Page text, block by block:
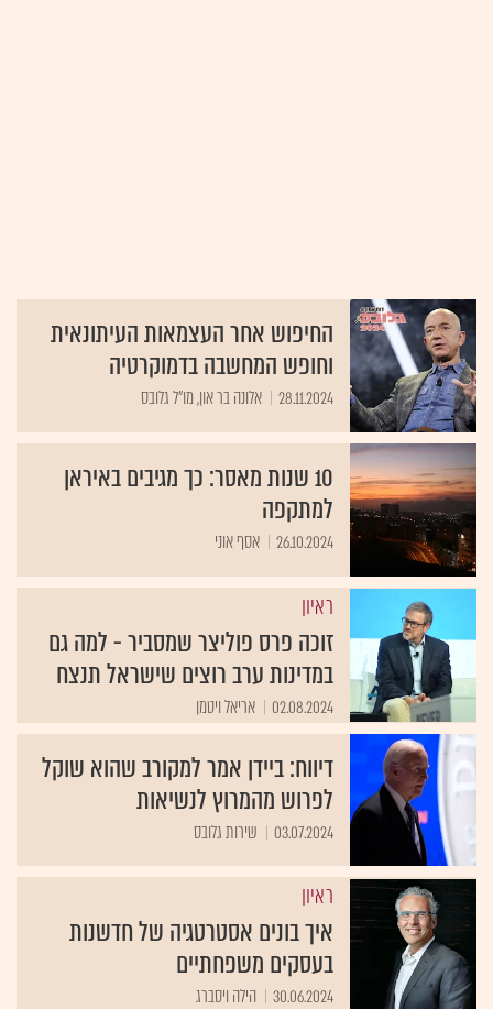
החיפוש אחר העצמאות העיתונאית
וחופש המחשבה בדמוקרטיה
28.11.2024 אלונה בר און, מו"ל גלובס
10 שנות מאסר: כך מגיבים באיראן
למתקפה
26.10.2024 אסף אוני
ראיון
זוכה פרס פוליצר שמסביר - למה גם
במדינות ערב רוצים שישראל תנצח
02.08.2024 אריאל ויטמן
דיווח: ביידן אמר למקורב שהוא שוקל
לפרוש מהמרוץ לנשיאות
03.07.2024 שירות גלובס
ראיון
איך בונים אסטרטגיה של חדשנות
בעסקים משפחתיים
30.06.2024 הילה ויסברג